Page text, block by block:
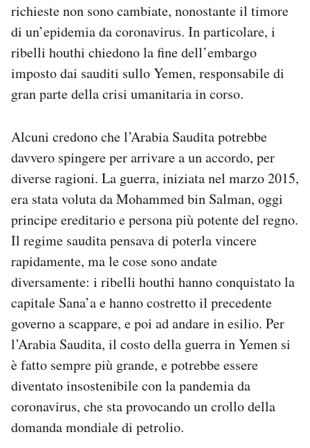
richieste non sono cambiate, nonostante il timore
di un’epidemia da coronavirus. In particolare, i
ribelli houthi chiedono la fine dell’embargo
imposto dai sauditi sullo Yemen, responsabile di
gran parte della crisi umanitaria in corso.
Alcuni credono che l’Arabia Saudita potrebbe
davvero spingere per arrivare a un accordo, per
diverse ragioni. La guerra, iniziata nel marzo 2015,
era stata voluta da Mohammed bin Salman, oggi
principe ereditario e persona più potente del regno.
Il regime saudita pensava di poterla vincere
rapidamente, ma le cose sono andate
diversamente: i ribelli houthi hanno conquistato la
capitale Sana’a e hanno costretto il precedente
governo a scappare, e poi ad andare in esilio. Per
l’Arabia Saudita, il costo della guerra in Yemen si
è fatto sempre più grande, e potrebbe essere
diventato insostenibile con la pandemia da
coronavirus, che sta provocando un crollo della
domanda mondiale di petrolio.